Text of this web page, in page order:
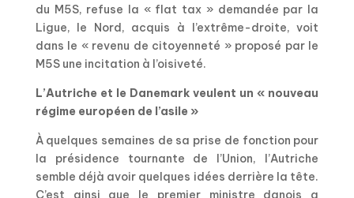
du M5S, refuse la « flat tax » demandée par la
Ligue, le Nord, acquis à l’extrême-droite, voit
dans le « revenu de citoyenneté » proposé par le
M5S une incitation à l’oisiveté.
L’Autriche et le Danemark veulent un « nouveau
régime européen de l’asile »
À quelques semaines de sa prise de fonction pour
la présidence tournante de l’Union, l’Autriche
semble déjà avoir quelques idées derrière la tête.
C’est ainsi que le premier ministre danois a